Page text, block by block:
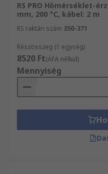
RS PRO Hőmérséklet-
mm, 200 °C, kábel: 2 m
RS raktári szám 350-371
Részösszeg (1 egység)
8520 Ft(ÁFA nélkül)
Mennyiség